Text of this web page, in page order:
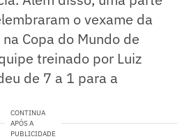
o vexame da
Copa do Mundo de
treinado por Luiz
de 7 a 1 para a
CONTINUA
APÓS A
PUBLICIDADE